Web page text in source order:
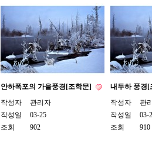
안하폭포의 가을풍경[조학문]
작성자
관리자
작성일
03-25
조회
902
내두하 풍경[
작성자
관
작성일
03-
조회
910